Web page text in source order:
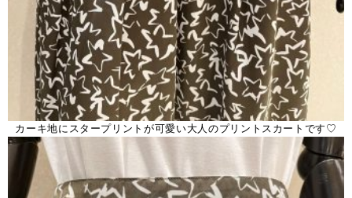
カーキ地にスタープリントが可愛い大人のプリントスカートです♡